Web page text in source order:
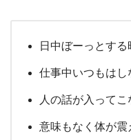
日中ぼーっとする
仕事中いつもはし
人の話が入ってこ
意味もなく体が震